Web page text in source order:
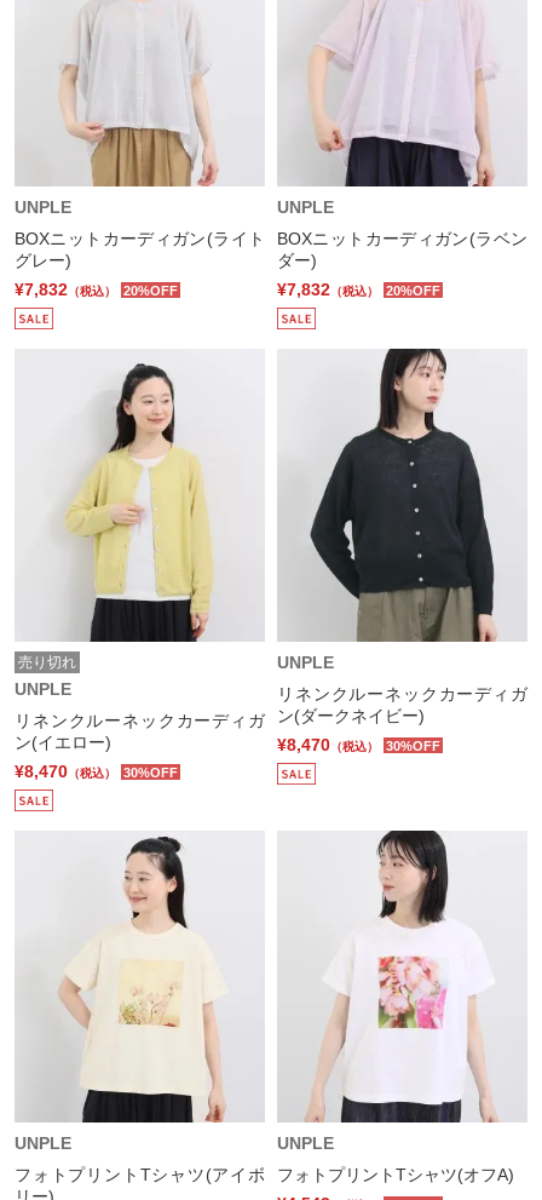
UNPLE
BOXニットカーディガン(ライト
グレー)
¥7,832 （税込） 20%OFF
UNPLE
BOXニットカーディガン(ラベン
ダー)
¥7,832 （税込） 20%OFF
売り切れ
UNPLE
リネンクルーネックカーディガ
ン(イエロー)
¥8,470 （税込） 30%OFF
UNPLE
リネンクルーネックカーディガ
ン(ダークネイビー)
¥8,470 （税込） 30%OFF
UNPLE
フォトプリントTシャツ(アイボ
UNPLE
フォトプリントTシャツ(オフA)